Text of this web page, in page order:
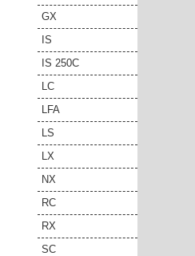
GX
IS
IS 250C
LC
LFA
LS
LX
NX
RC
RX
SC